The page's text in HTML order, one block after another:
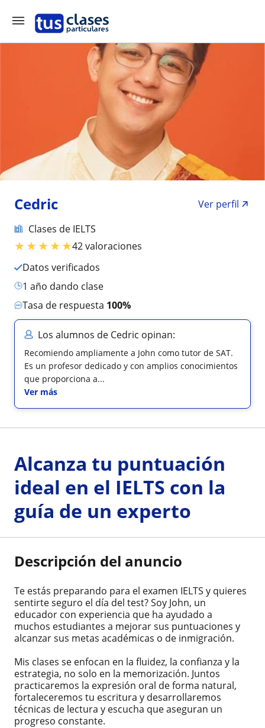
Cedric
Ver perfil
Clases de IELTS
★★★★★42 valoraciones
Datos verificados
1 año dando clase
Tasa de respuesta 100%
Los alumnos de Cedric opinan:
Recomiendo ampliamente a John como tutor de SAT.
Es un profesor dedicado y con amplios conocimientos
que proporciona a...
Ver más
Alcanza tu puntuación
ideal en el IELTS con la
guía de un experto
Descripción del anuncio
Te estás preparando para el examen IELTS y quieres
sentirte seguro el día del test? Soy John, un
educador con experiencia que ha ayudado a
muchos estudiantes a mejorar sus puntuaciones y
alcanzar sus metas académicas o de inmigración.
Mis clases se enfocan en la fluidez, la confianza y la
estrategia, no solo en la memorización. Juntos
practicaremos la expresión oral de forma natural,
fortaleceremos tu escritura y desarrollaremos
técnicas de lectura y escucha que aseguran un
progreso constante.